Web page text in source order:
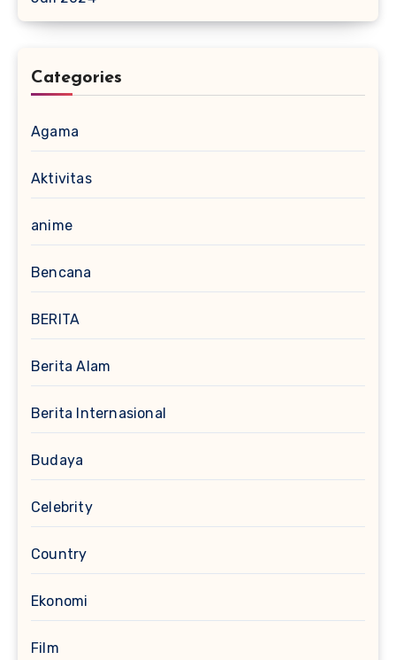
Categories
Agama
Aktivitas
anime
Bencana
BERITA
Berita Alam
Berita Internasional
Budaya
Celebrity
Country
Ekonomi
Film